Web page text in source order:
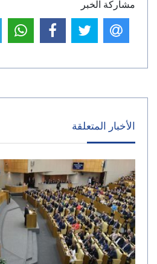
مشاركة الخبر
الأخبار المتعلقة